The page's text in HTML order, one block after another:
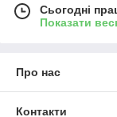
Сьогодні
Показати
Про нас
Контакти